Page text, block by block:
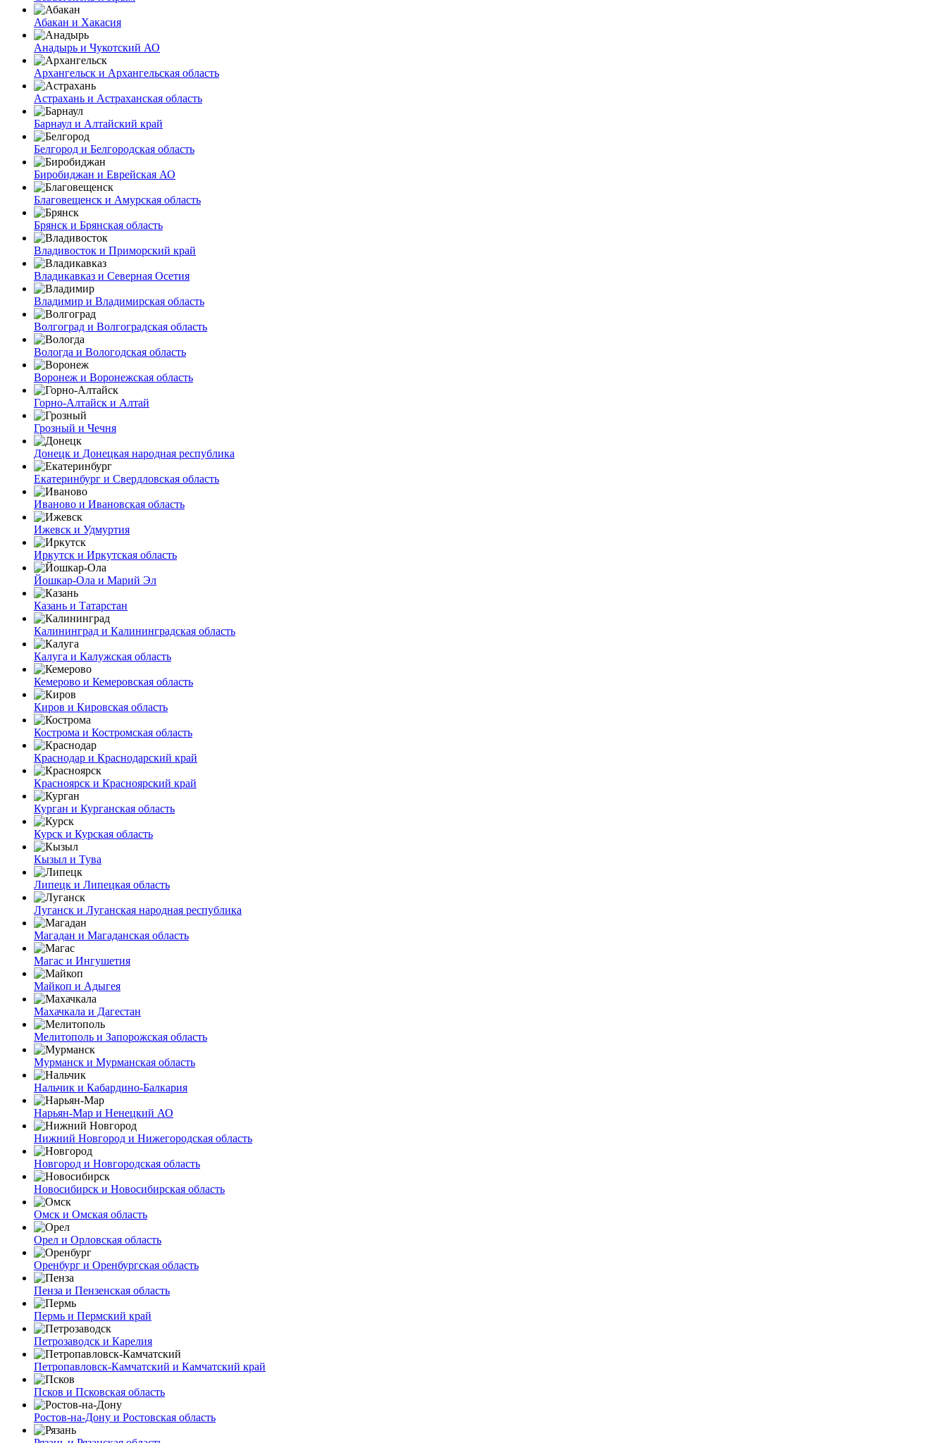
Абакан и Хакасия
Анадырь и Чукотский АО
Архангельск и Архангельская область
Астрахань и Астраханская область
Барнаул и Алтайский край
Белгород и Белгородская область
Биробиджан и Еврейская АО
Благовещенск и Амурская область
Брянск и Брянская область
Владивосток и Приморский край
Владикавказ и Северная Осетия
Владимир и Владимирская область
Волгоград и Волгоградская область
Вологда и Вологодская область
Воронеж и Воронежская область
Горно-Алтайск и Алтай
Грозный и Чечня
Донецк и Донецкая народная республика
Екатеринбург и Свердловская область
Иваново и Ивановская область
Ижевск и Удмуртия
Иркутск и Иркутская область
Йошкар-Ола и Марий Эл
Казань и Татарстан
Калининград и Калининградская область
Калуга и Калужская область
Кемерово и Кемеровская область
Киров и Кировская область
Кострома и Костромская область
Краснодар и Краснодарский край
Красноярск и Красноярский край
Курган и Курганская область
Курск и Курская область
Кызыл и Тува
Липецк и Липецкая область
Луганск и Луганская народная республика
Магадан и Магаданская область
Магас и Ингушетия
Майкоп и Адыгея
Махачкала и Дагестан
Мелитополь и Запорожская область
Мурманск и Мурманская область
Нальчик и Кабардино-Балкария
Нарьян-Мар и Ненецкий АО
Нижний Новгород и Нижегородская область
Новгород и Новгородская область
Новосибирск и Новосибирская область
Омск и Омская область
Орел и Орловская область
Оренбург и Оренбургская область
Пенза и Пензенская область
Пермь и Пермский край
Петрозаводск и Карелия
Петропавловск-Камчатский и Камчатский край
Псков и Псковская область
Ростов-на-Дону и Ростовская область